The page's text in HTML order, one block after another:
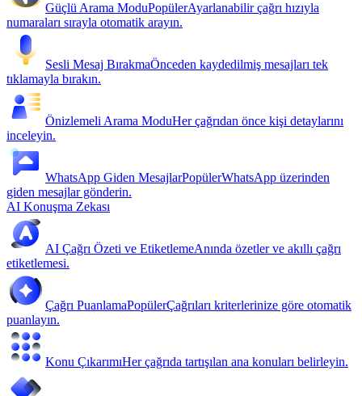
Güçlü Arama ModuPopülerAyarlanabilir çağrı hızıyla
numaraları sırayla otomatik arayın.
Sesli Mesaj BırakmaÖnceden kaydedilmiş mesajları tek
tıklamayla bırakın.
Önizlemeli Arama ModuHer çağrıdan önce kişi detaylarını
inceleyin.
WhatsApp Giden MesajlarPopülerWhatsApp üzerinden
giden mesajlar gönderin.
AI Konuşma Zekası
AI Çağrı Özeti ve EtiketlemeAnında özetler ve akıllı çağrı
etiketlemesi.
Çağrı PuanlamaPopülerÇağrıları kriterlerinize göre otomatik
puanlayın.
Konu ÇıkarımıHer çağrıda tartışılan ana konuları belirleyin.